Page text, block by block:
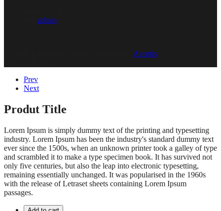
admin
Acentis
Prev
Next
Produt Title
Lorem Ipsum is simply dummy text of the printing and typesetting
industry. Lorem Ipsum has been the industry's standard dummy text
ever since the 1500s, when an unknown printer took a galley of type
and scrambled it to make a type specimen book. It has survived not
only five centuries, but also the leap into electronic typesetting,
remaining essentially unchanged. It was popularised in the 1960s
with the release of Letraset sheets containing Lorem Ipsum
passages.